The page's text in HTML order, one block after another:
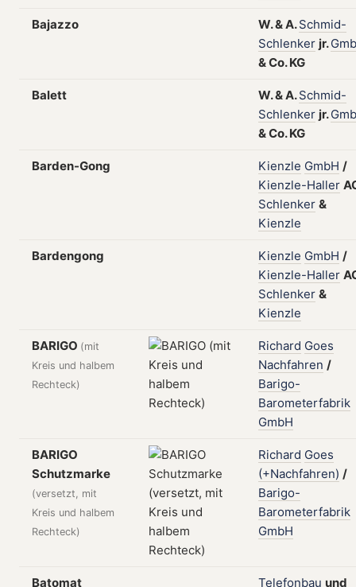
Bajazzo W.&A.Schmid-
Schlenker jr.
&Co.KG
Balett W.&A.Schmid-
Schlenker jr.
&Co.KG
Barden-Gong Kienzle GmbH /
Kienzle-Haller
Schlenker &
Kienzle
Bardengong Kienzle GmbH /
Kienzle-Haller
Schlenker &
Kienzle
BARIGO (mit
Kreis und halbem
Rechteck)
Richard Goes
Nachfahren /
Barigo-
Barometerfabrik
GmbH
BARIGO
Schutzmarke
(versetzt, mit
Kreis und halbem
Rechteck)
Richard Goes
(+Nachfahren) /
Barigo-
Barometerfabrik
GmbH
Batomat Telefonbau und